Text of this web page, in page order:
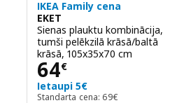
IKEA Family cena
EKET
Sienas plauktu kombinācija,
tumši pelēkzilā krāsā/baltā
krāsā, 105x35x70 cm
64€
Cena 64€
Ietaupi 5€
Standarta cena: 69€
Standarta cena: 69€